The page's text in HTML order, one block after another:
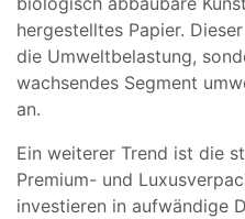
hergestelltes Papier.
die Umweltbelastung,
wachsendes Segment
an.
Ein weiterer Trend ist die
Premium- und
investieren in aufwändige